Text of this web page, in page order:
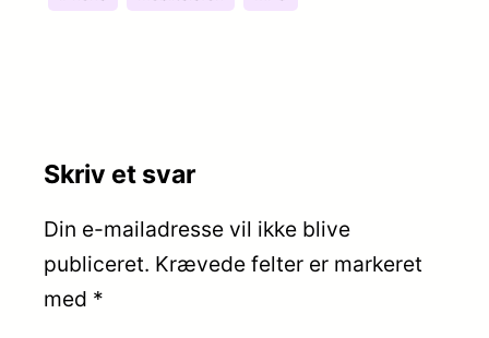
Skriv et svar
Din e-mailadresse vil ikke blive
publiceret. Krævede felter er markeret
med *